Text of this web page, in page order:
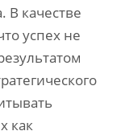
В качестве
успех не
как